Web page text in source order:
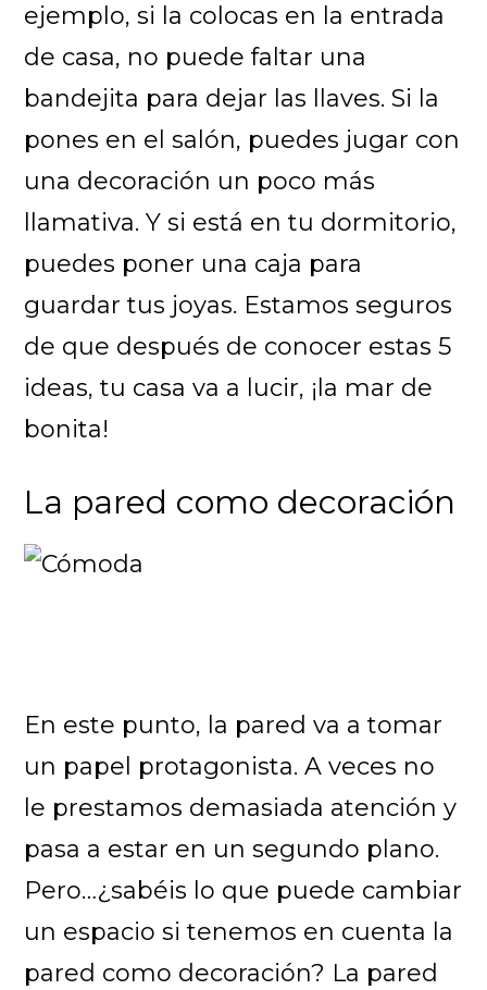
ejemplo, si la colocas en la entrada
de casa, no puede faltar una
bandejita para dejar las llaves. Si la
pones en el salón, puedes jugar con
una decoración un poco más
llamativa. Y si está en tu dormitorio,
puedes poner una caja para
guardar tus joyas. Estamos seguros
de que después de conocer estas 5
ideas, tu casa va a lucir, ¡la mar de
bonita!
La pared como decoración
En este punto, la pared va a tomar
un papel protagonista. A veces no
le prestamos demasiada atención y
pasa a estar en un segundo plano.
Pero…¿sabéis lo que puede cambiar
un espacio si tenemos en cuenta la
pared como decoración? La pared